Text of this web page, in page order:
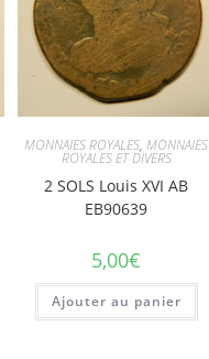
MONNAIES ROYALES,MONNAIES
ROYALES ET DIVERS
2 SOLS Louis XVI AB
EB90639
5,00€
Ajouter au panier